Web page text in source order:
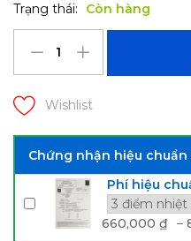
Trạng thái: Còn hàng
Wishlist
Chứng nhận hiệu chuẩn
Phí hiệu
660,000 ₫ –